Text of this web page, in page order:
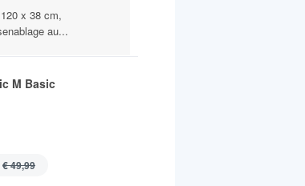
x 38 cm,
au...
M Basic
€ 49,99